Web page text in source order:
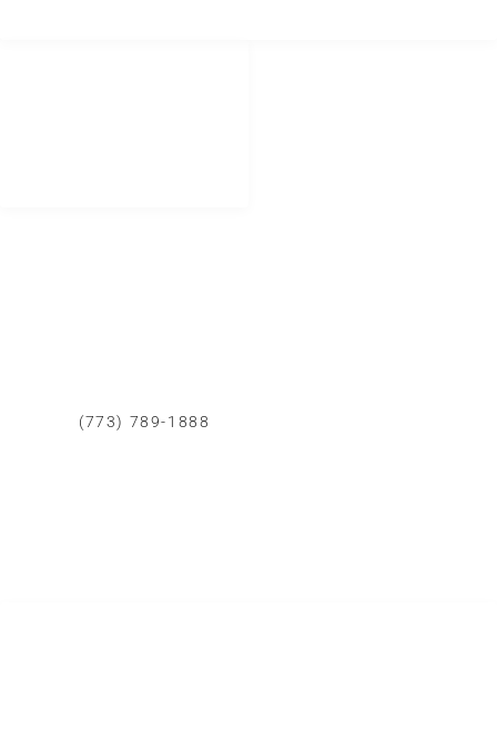
(773) 789-1888